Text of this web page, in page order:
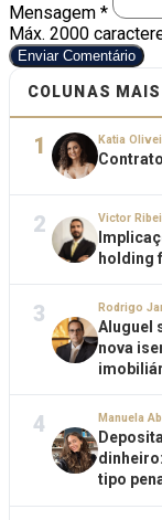
Mensagem *
Máx. 2000
Enviar Comentário
COLUNAS
1 Katia
2 Victor
holding
3 Rodrigo
Aluguel
nova
4 Manuela
tipo